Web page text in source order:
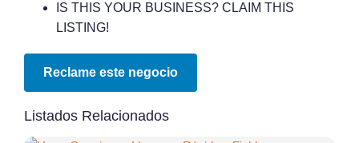
IS THIS YOUR BUSINESS? CLAIM THIS
LISTING!
Reclame este negocio
Listados Relacionados